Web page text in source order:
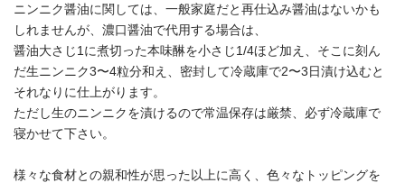
ニンニク醤油に関しては、一般家庭だと再仕込み醤油はないかも
しれませんが、濃口醤油で代用する場合は、
醤油大さじ1に煮切った本味醂を小さじ1/4ほど加え、そこに刻ん
だ生ニンニク3〜4粒分和え、密封して冷蔵庫で2〜3日漬け込むと
それなりに仕上がります。
ただし生のニンニクを漬けるので常温保存は厳禁、必ず冷蔵庫で
寝かせて下さい。
様々な食材との親和性が思った以上に高く、色々なトッピングを